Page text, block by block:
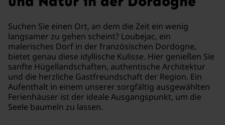
Suchen Sie einen Ort, an dem die Zeit ein wenig
langsamer zu gehen scheint? Loubejac, ein
malerisches Dorf in der französischen Dordogne,
bietet genau diese idyllische Kulisse. Hier genießen Sie
sanfte Hügellandschaften, authentische Architektur
und die herzliche Gastfreundschaft der Region. Ein
Aufenthalt in einem unserer sorgfältig ausgewählten
Ferienhäuser ist der ideale Ausgangspunkt, um die
Seele baumeln zu lassen.